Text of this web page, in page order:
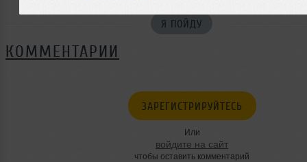
Я ПОЙДУ
КОММЕНТАРИИ
ЗАРЕГИСТРИРУЙТЕСЬ
Или
войдите на сайт
чтобы оставить комментарий